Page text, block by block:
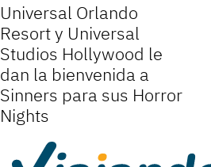
Universal Orlando
Resort y Universal
Studios Hollywood le
dan la bienvenida a
Sinners para sus Horror
Nights